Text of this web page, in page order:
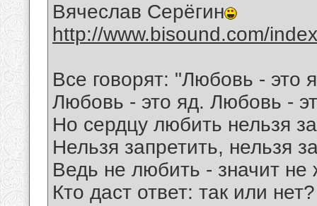
Вячеслав Серёгин
http://www.bisound.com/
Все говорят: "Любовь - это
Любовь - это яд. Любовь -
Но сердцу любить нельзя
Нельзя запретить, нельзя
Ведь не любить - значит не
Кто даст ответ: так или нет?